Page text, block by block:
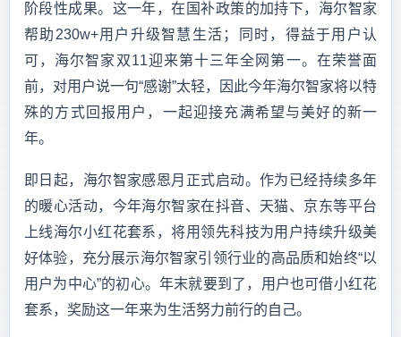
阶段性成果。这一年，在国补政策的加持下，海尔智家
帮助230w+用户升级智慧生活；同时，得益于用户认
可，海尔智家双11迎来第十三年全网第一。在荣誉面
前，对用户说一句“感谢”太轻，因此今年海尔智家将以特
殊的方式回报用户，一起迎接充满希望与美好的新一
年。
即日起，海尔智家感恩月正式启动。作为已经持续多年
的暖心活动，今年海尔智家在抖音、天猫、京东等平台
上线海尔小红花套系，将用领先科技为用户持续升级美
好体验，充分展示海尔智家引领行业的高品质和始终“以
用户为中心”的初心。年末就要到了，用户也可借小红花
套系，奖励这一年来为生活努力前行的自己。